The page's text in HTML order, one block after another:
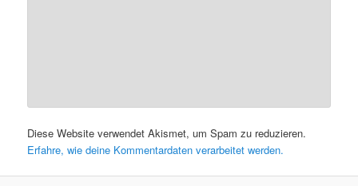
Diese Website verwendet Akismet, um Spam zu reduzieren.
Erfahre, wie deine Kommentardaten verarbeitet werden.